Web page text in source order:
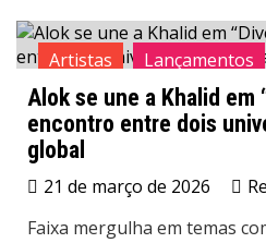
Artistas Lançamentos
Alok se une a Khalid em
encontro entre dois
global
21 de março de 2026
Faixa mergulha em temas